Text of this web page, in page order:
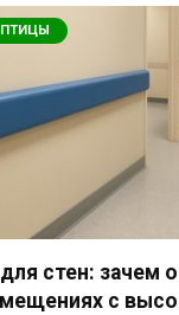
стен: зачем
с